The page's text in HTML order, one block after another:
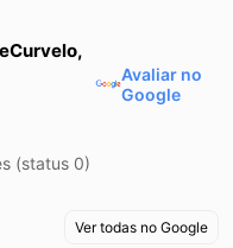
Avaliar no
Google
(status 0)
Ver todas no Google